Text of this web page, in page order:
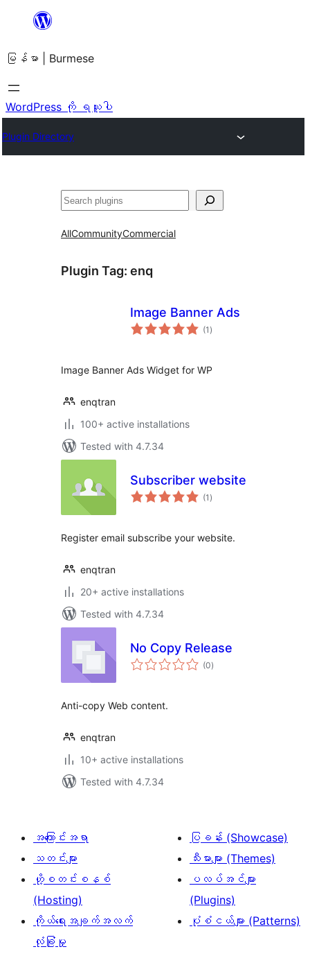
အကြောင်းအရာ
ကျော်သွား
ရန်
မြန်မာ | Burmese
WordPress ကို ရယူပါ
Plugin Directory
ရှာ
AllCommunityCommercial
Plugin Tag: enq
Image Banner Ads
(1 total
ratings
)
Image Banner Ads Widget for WP
enqtran
100+ active installations
Tested with 4.7.34
Subscriber website
(1 total
ratings
)
Register email subscribe your website.
enqtran
20+ active installations
Tested with 4.7.34
No Copy Release
(0total
ratings
)
Anti-copy Web content.
enqtran
10+ active installations
Tested with 4.7.34
အကြောင်းအရာ
သတင်းများ
ဟို့စတင်းစနစ်
(Hosting)
ကိုယ်ရေးအချက်အလက်
လုံခြုံမှု
ပြခန်း (Showcase)
သီးမားများ (Themes)
ပလပ်အင်များ
(Plugins)
ပုံစံငယ်များ (Patterns)